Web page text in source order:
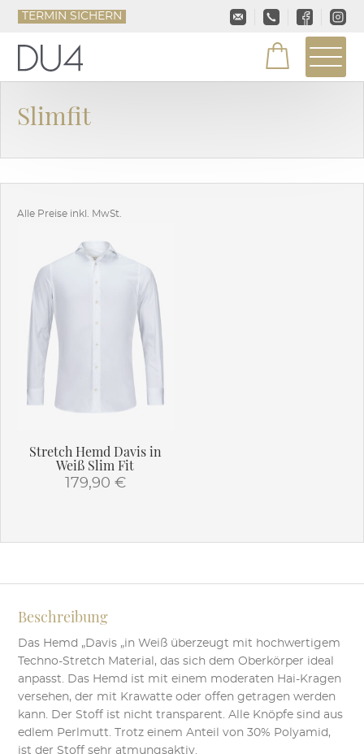
TERMIN SICHERN
Slimfit
Alle Preise inkl. MwSt.
Stretch Hemd Davis in
Weiß Slim Fit
179,90 €
Varianten
Die
Optionen
können
auf
der
Produktseite
gewählt
werden
Beschreibung
Das Hemd „Davis „in Weiß überzeugt mit hochwertigem
Techno-Stretch Material, das sich dem Oberkörper ideal
anpasst. Das Hemd ist mit einem moderaten Hai-Kragen
versehen, der mit Krawatte oder offen getragen werden
kann. Der Stoff ist nicht transparent. Alle Knöpfe sind aus
edlem Perlmutt.
Trotz einem Anteil von 30% Polyamid,
ist der Stoff sehr atmungsaktiv.